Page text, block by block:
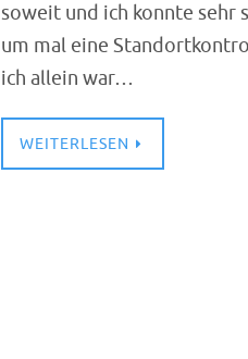
soweit und ich konnte sehr
um mal eine
ich allein war…
WEITERLESEN